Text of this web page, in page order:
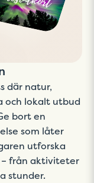
där natur,
och lokalt utbud
bort en
som låter
utforska
– från aktiviteter
stunder.